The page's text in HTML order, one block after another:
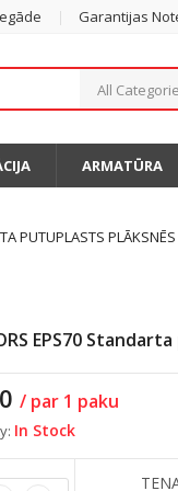
Garantijas
All
ARMATŪRA
PUTUPLASTS
EPS70
/ par 1 paku
In Stock